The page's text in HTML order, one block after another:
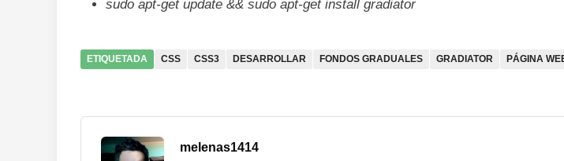
sudo apt-get update && sudo apt-get install gradiator
ETIQUETADA CSS CSS3 DESARROLLAR FONDOS GRADUALES GRADIATOR PÁGINA
melenas1414